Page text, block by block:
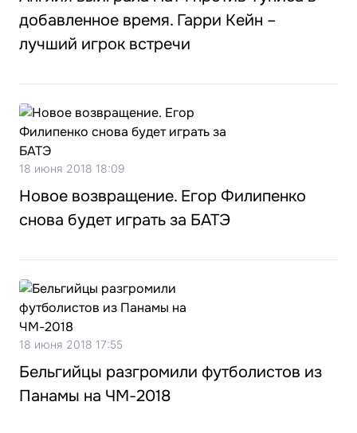
добавленное время. Гарри Кейн –
лучший игрок встречи
18 июня 2018 18:09
Новое возвращение. Егор Филипенко
снова будет играть за БАТЭ
18 июня 2018 17:55
Бельгийцы разгромили футболистов из
Панамы на ЧМ-2018